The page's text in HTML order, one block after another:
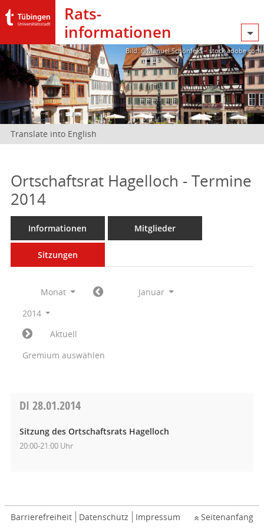
Rats­
informationen
Bild: @Manuel Schönfeld – stock.adobe.com
Translate into English
Ortschaftsrat Hagelloch - Termine
2014
Informationen Mitglieder
Sitzungen
Monat
Januar
2014
Aktuell
Gremium auswählen
DI 28.01.2014
Sitzung des Ortschaftsrats Hagelloch
20:00-21:00 Uhr
Barrierefreiheit Datenschutz Impressum Seitenanfang